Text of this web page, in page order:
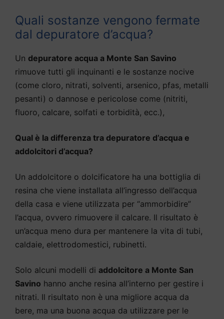
Quali sostanze vengono fermate
dal depuratore d’acqua?
Un depuratore acqua a Monte San Savino
rimuove tutti gli inquinanti e le sostanze nocive
(come cloro, nitrati, solventi, arsenico, pfas, metalli
pesanti) o dannose e pericolose come (nitriti,
fluoro, calcare, solfati e torbidità, ecc.),
Qual è la differenza tra depuratore d’acqua e
addolcitori d’acqua?
Un addolcitore o dolcificatore ha una bottiglia di
resina che viene installata all’ingresso dell’acqua
della casa e viene utilizzata per “ammorbidire”
l’acqua, ovvero rimuovere il calcare. Il risultato è
un’acqua meno dura per mantenere la vita di tubi,
caldaie, elettrodomestici, rubinetti.
Solo alcuni modelli di addolcitore a Monte San
Savino hanno anche resina all’interno per gestire i
nitrati. Il risultato non è una migliore acqua da
bere, ma una buona acqua da utilizzare per le